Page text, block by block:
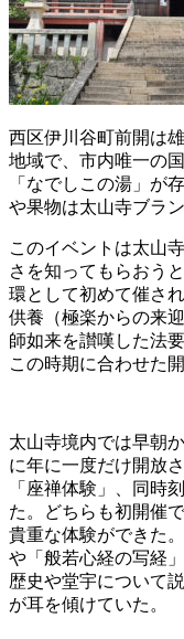
西区伊川谷町前開は
地域で、市内唯一の
「なでしこの湯」が
や果物は太山寺ブラ
このイベントは太山
さを知ってもらおう
環として初めて催さ
供養（極楽からの来
師如来を讃嘆した法
この時期に合わせた
太山寺境内では早朝
に年に一度だけ開放
「座禅体験」、同時
た。どちらも初開催
貴重な体験ができた
や「般若心経の写経
歴史や堂宇について
が耳を傾けていた。